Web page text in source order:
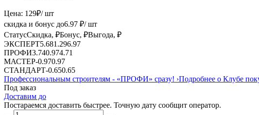
Цена: 129₽/ шт
скидка и бонус до6.97 ₽/ шт
СтатусСкидка, ₽Бонус, ₽Выгода, ₽
ЭКСПЕРТ5.681.296.97
ПРОФИ3.740.974.71
МАСТЕР-0.970.97
СТАНДАРТ-0.650.65
Профессиональным строителям - «ПРОФИ» сразу! ›Подробнее о Клубе
Под заказ
Доставим до
Постараемся доставить быстрее. Точную дату сообщит оператор.